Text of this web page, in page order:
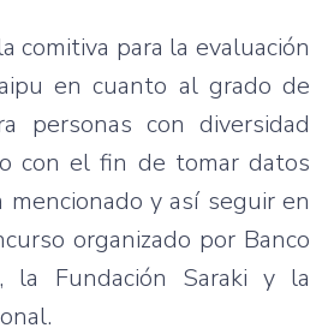
comitiva para laevaluación
encuanto al grado de
personas con diversidad
con el fin de tomar datos
mencionado yasí seguiren
organizado por Banco
, la Fundación Saraki y la
.